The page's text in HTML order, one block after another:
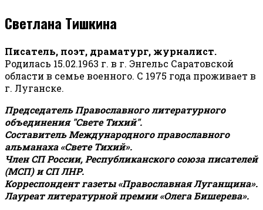
Светлана Тишкина
Писатель, поэт, драматург, журналист.
Родилась 15.02.1963 г. в г. Энгельс Саратовской
области в семье военного. С 1975 года проживает в
г. Луганске.
Председатель Православного литературного
объединения "Свете Тихий".
Составитель Международного православного
альманаха «Свете Тихий».
Член СП России, Республиканского союза писателей
(МСП) и СП ЛНР.
Корреспондент газеты «Православная Луганщина».
Лауреат литературной премии «Олега Бишерева».